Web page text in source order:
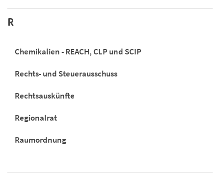
R
Chemikalien - REACH, CLP und SCIP
Rechts- und Steuerausschuss
Rechtsauskünfte
Regionalrat
Raumordnung